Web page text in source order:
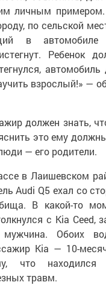
личным
по сельской
в
Ребенок
взрослый!» —
должен знать,
это ему
— его родители.
в Лаишевском
Audi Q5 ехал со
В какой-то
с Kia Ceed,
Обоих
Kia — 10-
что находился
травм.